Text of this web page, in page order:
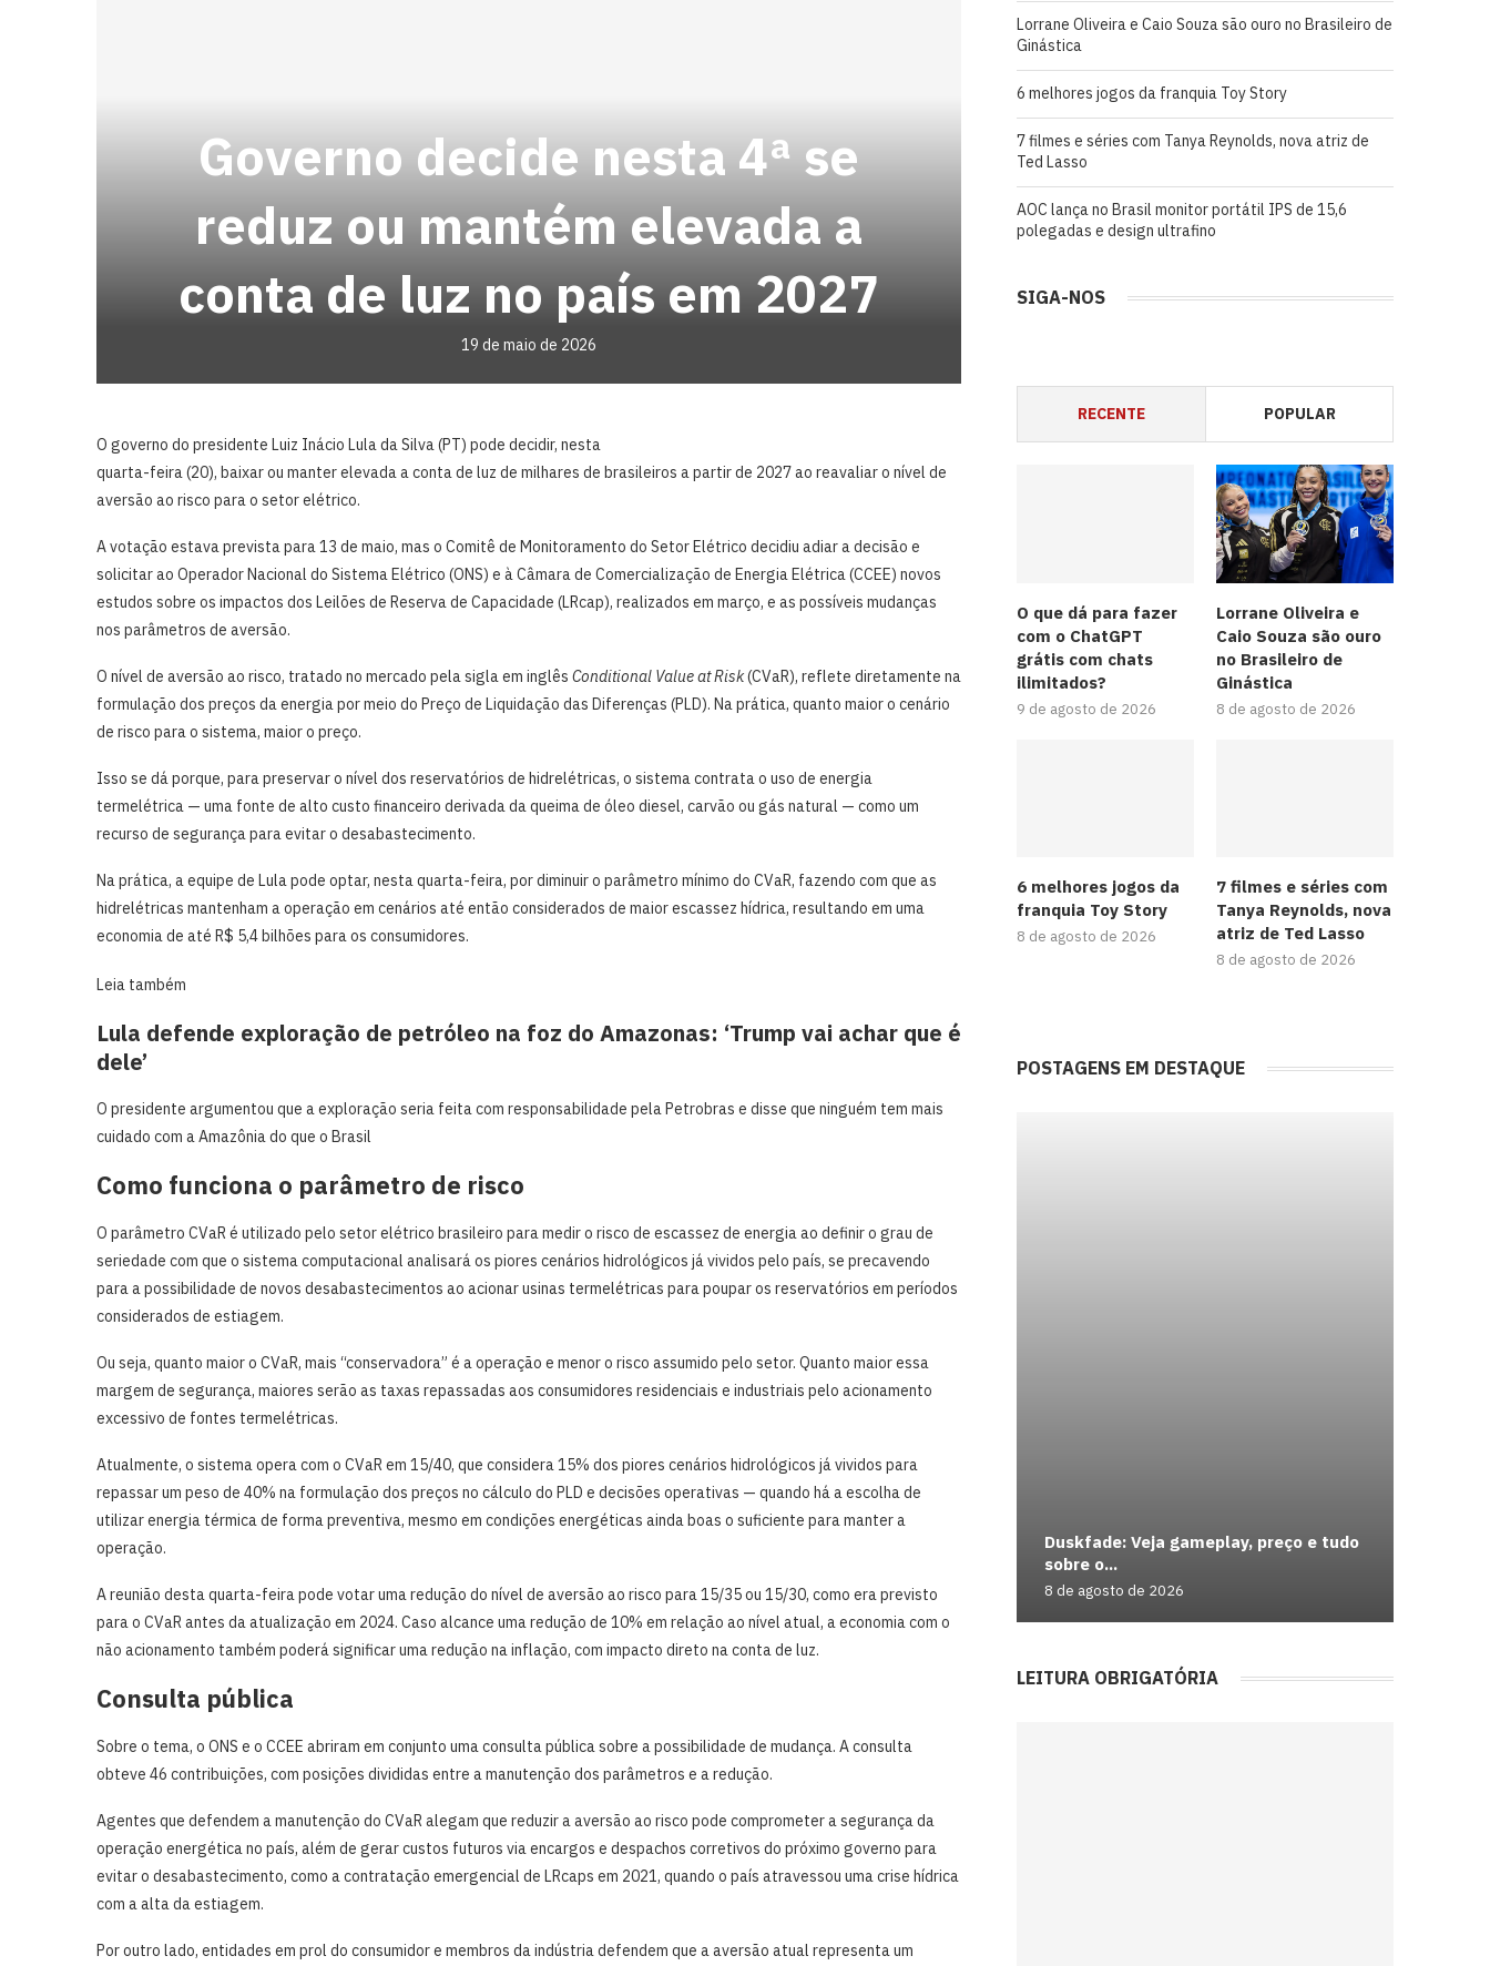
Governo decide nesta 4ª se
reduz ou mantém elevada a
conta de luz no país em 2027
19 de maio de 2026
O governo do presidente Luiz Inácio Lula da Silva (PT) pode decidir, nesta
quarta-feira (20), baixar ou manter elevada a conta de luz de milhares de brasileiros a partir de 2027 ao reavaliar o nível de
aversão ao risco para o setor elétrico.
A votação estava prevista para 13 de maio, mas o Comitê de Monitoramento do Setor Elétrico decidiu adiar a decisão e
solicitar ao Operador Nacional do Sistema Elétrico (ONS) e à Câmara de Comercialização de Energia Elétrica (CCEE) novos
estudos sobre os impactos dos Leilões de Reserva de Capacidade (LRcap), realizados em março, e as possíveis mudanças
nos parâmetros de aversão.
O nível de aversão ao risco, tratado no mercado pela sigla em inglês Conditional Value at Risk(CVaR), reflete diretamente na
formulação dos preços da energia por meio do Preço de Liquidação das Diferenças (PLD). Na prática, quanto maior o cenário
de risco para o sistema, maior o preço.
Isso se dá porque, para preservar o nível dos reservatórios de hidrelétricas, o sistema contrata o uso de energia
termelétrica — uma fonte de alto custo financeiro derivada da queima de óleo diesel, carvão ou gás natural — como um
recurso de segurança para evitar o desabastecimento.
Na prática, a equipe de Lula pode optar, nesta quarta-feira, por diminuir o parâmetro mínimo do CVaR, fazendo com que as
hidrelétricas mantenham a operação em cenários até então considerados de maior escassez hídrica, resultando em uma
economia de até R$ 5,4 bilhões para os consumidores.
Leia também
Lula defende exploração de petróleo na foz do Amazonas: ‘Trump vai achar que é
dele’
O presidente argumentou que a exploração seria feita com responsabilidade pela Petrobras e disse que ninguém tem mais
cuidado com a Amazônia do que o Brasil
Como funciona o parâmetro de risco
O parâmetro CVaR é utilizado pelo setor elétrico brasileiro para medir o risco de escassez de energia ao definir o grau de
seriedade com que o sistema computacional analisará os piores cenários hidrológicos já vividos pelo país, se precavendo
para a possibilidade de novos desabastecimentos ao acionar usinas termelétricas para poupar os reservatórios em períodos
considerados de estiagem.
Ou seja, quanto maior o CVaR, mais “conservadora” é a operação e menor o risco assumido pelo setor. Quanto maior essa
margem de segurança, maiores serão as taxas repassadas aos consumidores residenciais e industriais pelo acionamento
excessivo de fontes termelétricas.
Atualmente, o sistema opera com o CVaR em 15/40, que considera 15% dos piores cenários hidrológicos já vividos para
repassar um peso de 40% na formulação dos preços no cálculo do PLD e decisões operativas — quando há a escolha de
utilizar energia térmica de forma preventiva, mesmo em condições energéticas ainda boas o suficiente para manter a
operação.
A reunião desta quarta-feira pode votar uma redução do nível de aversão ao risco para 15/35 ou 15/30, como era previsto
para o CVaR antes da atualização em 2024. Caso alcance uma redução de 10% em relação ao nível atual, a economia com o
não acionamento também poderá significar uma redução na inflação, com impacto direto na conta de luz.
Consulta pública
Sobre o tema, o ONS e o CCEE abriram em conjunto uma consulta pública sobre a possibilidade de mudança. A consulta
obteve 46 contribuições, com posições divididas entre a manutenção dos parâmetros e a redução.
Agentes que defendem a manutenção do CVaR alegam que reduzir a aversão ao risco pode comprometer a segurança da
operação energética no país, além de gerar custos futuros via encargos e despachos corretivos do próximo governo para
evitar o desabastecimento, como a contratação emergencial de LRcaps em 2021, quando o país atravessou uma crise hídrica
com a alta da estiagem.
Por outro lado, entidades em prol do consumidor e membros da indústria defendem que a aversão atual representa um
Lorrane Oliveira e Caio Souza são ouro no Brasileiro de
Ginástica
6 melhores jogos da franquia Toy Story
7 filmes e séries com Tanya Reynolds, nova atriz de
Ted Lasso
AOC lança no Brasil monitor portátil IPS de 15,6
polegadas e design ultrafino
SIGA-NOS
RECENTE POPULAR
O que dá para fazer
com o ChatGPT
grátis com chats
ilimitados?
9 de agosto de 2026
Lorrane Oliveira e
Caio Souza são ouro
no Brasileiro de
Ginástica
8 de agosto de 2026
6 melhores jogos da
franquia Toy Story
8 de agosto de 2026
7 filmes e séries com
Tanya Reynolds, nova
atriz de Ted Lasso
8 de agosto de 2026
POSTAGENS EM DESTAQUE
Duskfade: Veja gameplay, preço e tudo
sobre o...
8 de agosto de 2026
LEITURA OBRIGATÓRIA